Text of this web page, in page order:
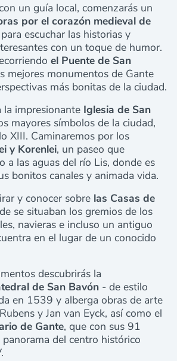
un guía local, comenzarás un
por el corazón medieval de
escuchar las historias y
con un toque de humor.
el Puente de San
mejores monumentos de Gante
más bonitas de la ciudad.
la impresionante Iglesia de San
mayores símbolos de la ciudad,
XIII. Caminaremos por los
y Korenlei, un paseo que
a las aguas del río Lis, donde es
bonitos canales y animada vida.
y conocer sobre las Casas de
se situaban los gremios de los
navieras e incluso un antiguo
en el lugar de un conocido
descubrirás la
de San Bavón - de estilo
en 1539 y alberga obras de arte
y Jan van Eyck, así como el
de Gante, que con sus 91
del centro histórico